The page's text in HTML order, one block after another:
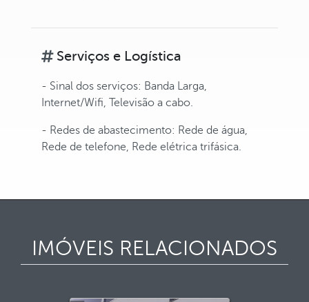
Serviços e Logística
- Sinal dos serviços: Banda Larga,
Internet/Wifi, Televisão a cabo.
- Redes de abastecimento: Rede de água,
Rede de telefone, Rede elétrica trifásica.
IMÓVEIS RELACIONADOS